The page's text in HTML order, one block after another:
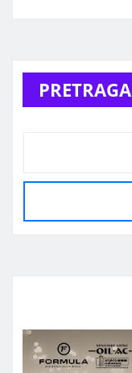
PRETRAGA